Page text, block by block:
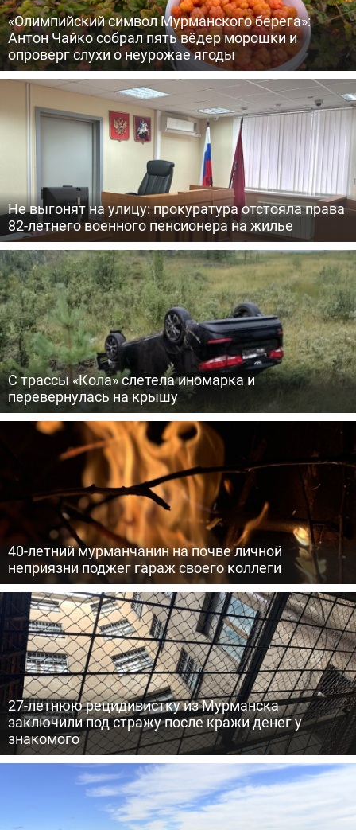
«Олимпийский символ Мурманского берега»:
Антон Чайко собрал пять вёдер морошки и
опроверг слухи о неурожае ягоды
Не выгонят на улицу: прокуратура отстояла права
82-летнего военного пенсионера на жилье
С трассы «Кола» слетела иномарка и
перевернулась на крышу
40-летний мурманчанин на почве личной
неприязни поджег гараж своего коллеги
27-летнюю рецидивистку из Мурманска
заключили под стражу после кражи денег у
знакомого